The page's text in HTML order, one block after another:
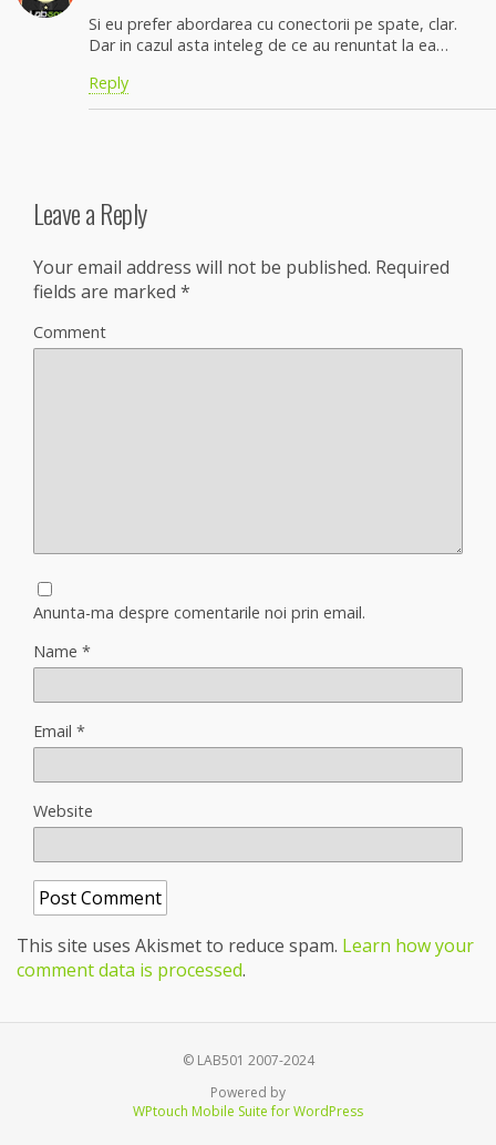
Si eu prefer abordarea cu conectorii pe spate, clar.
Dar in cazul asta inteleg de ce au renuntat la ea…
Reply
Leave a Reply
Your email address will not be published. Required
fields are marked *
Comment
Anunta-ma despre comentarile noi prin email.
Name *
Email *
Website
This site uses Akismet to reduce spam. Learn how your
comment data is processed.
© LAB501 2007-2024
Powered by
WPtouch Mobile Suite for WordPress